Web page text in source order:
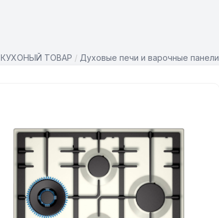
КУХОНЫЙ ТОВАР / Духовые печи и варочные панели